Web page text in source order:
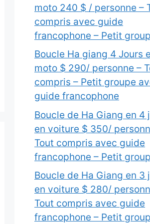
moto 240 $ / personne –
compris avec guide
francophone – Petit
Boucle Ha giang 4 Jours
moto $ 290/ personne –
compris – Petit groupe
guide francophone
Boucle de Ha Giang en 4
en voiture $ 350/
Tout compris avec guide
francophone – Petit
Boucle de Ha Giang en 3
en voiture $ 280/
Tout compris avec guide
francophone – Petit